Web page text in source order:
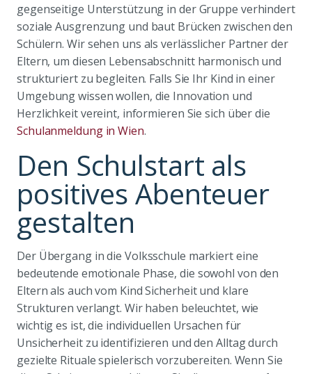
gegenseitige Unterstützung in der Gruppe verhindert
soziale Ausgrenzung und baut Brücken zwischen den
Schülern. Wir sehen uns als verlässlicher Partner der
Eltern, um diesen Lebensabschnitt harmonisch und
strukturiert zu begleiten. Falls Sie Ihr Kind in einer
Umgebung wissen wollen, die Innovation und
Herzlichkeit vereint, informieren Sie sich über die
Schulanmeldung in Wien.
Den Schulstart als
positives Abenteuer
gestalten
Der Übergang in die Volksschule markiert eine
bedeutende emotionale Phase, die sowohl von den
Eltern als auch vom Kind Sicherheit und klare
Strukturen verlangt. Wir haben beleuchtet, wie
wichtig es ist, die individuellen Ursachen für
Unsicherheit zu identifizieren und den Alltag durch
gezielte Rituale spielerisch vorzubereiten. Wenn Sie